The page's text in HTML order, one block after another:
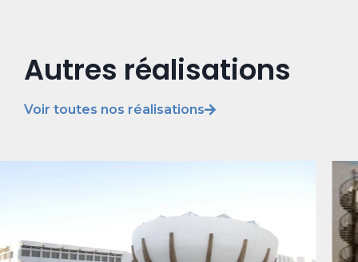
Autres réalisations
Voir toutes nos réalisations